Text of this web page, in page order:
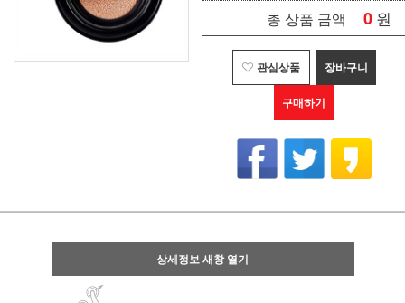
총 상품 금액 0 원
관심상품 장바구니
구매하기
상세정보 새창 열기